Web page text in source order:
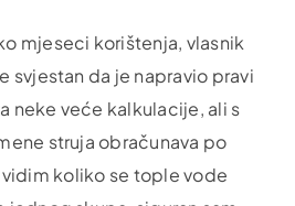
mjeseci korištenja, vlasnik
svjestan da je napravio pravi
neke veće kalkulacije, ali s
struja obračunava po
koliko se tople vode